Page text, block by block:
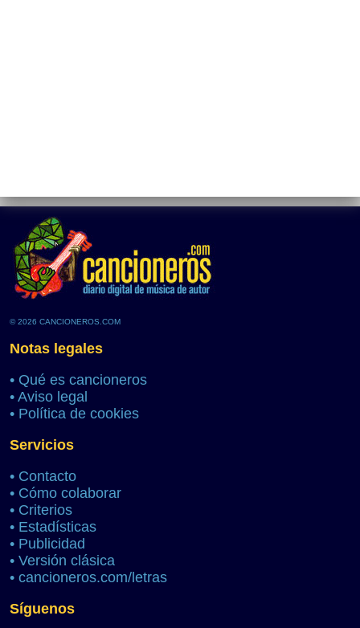
© 2026 CANCIONEROS.COM
Notas legales
• Qué es cancioneros
• Aviso legal
• Política de cookies
Servicios
• Contacto
• Cómo colaborar
• Criterios
• Estadísticas
• Publicidad
• Versión clásica
• cancioneros.com/letras
Síguenos